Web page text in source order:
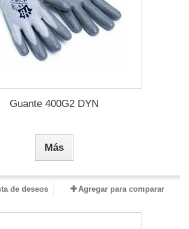
Guante 400G2 DYN
Más
de deseos Agregar para comparar